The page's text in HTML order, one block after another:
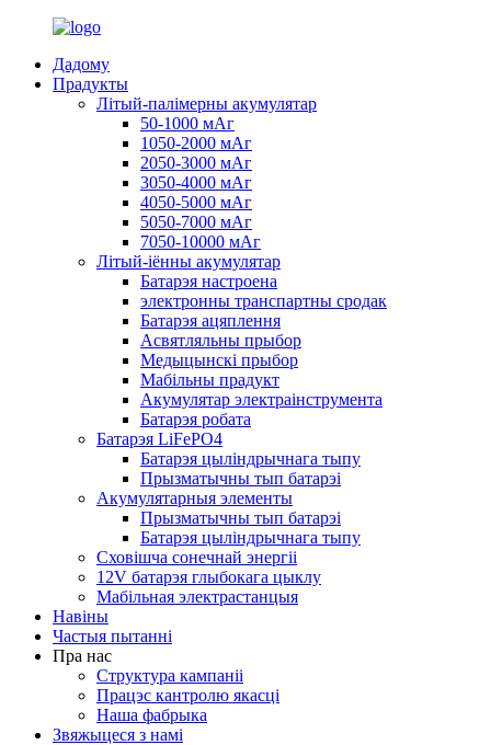
Дадому
Прадукты
Літый-палімерны акумулятар
50-1000 мАг
1050-2000 мАг
2050-3000 мАг
3050-4000 мАг
4050-5000 мАг
5050-7000 мАг
7050-10000 мАг
Літый-іённы акумулятар
Батарэя настроена
электронны транспартны сродак
Батарэя ацяплення
Асвятляльны прыбор
Медыцынскі прыбор
Мабільны прадукт
Акумулятар электраінструмента
Батарэя робата
Батарэя LiFePO4
Батарэя цыліндрычнага тыпу
Прызматычны тып батарэі
Акумулятарныя элементы
Прызматычны тып батарэі
Батарэя цыліндрычнага тыпу
Сховішча сонечнай энергіі
12V батарэя глыбокага цыклу
Мабільная электрастанцыя
Навіны
Частыя пытанні
Пра нас
Структура кампаніі
Працэс кантролю якасці
Наша фабрыка
Звяжыцеся з намі